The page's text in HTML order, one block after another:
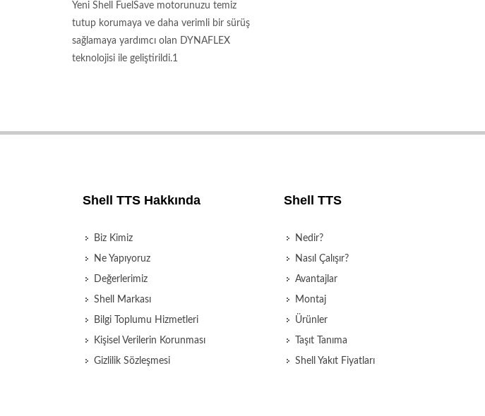
Yeni Shell FuelSave motorunuzu temiz
tutup korumaya ve daha verimli bir sürüş
sağlamaya yardımcı olan DYNAFLEX
teknolojisi ile geliştirildi.1
Shell TTS Hakkında
Biz Kimiz
Ne Yapıyoruz
Değerlerimiz
Shell Markası
Bilgi Toplumu Hizmetleri
Kişisel Verilerin Korunması
Gizlilik Sözleşmesi
Shell TTS
Nedir?
Nasıl Çalışır?
Avantajlar
Montaj
Ürünler
Taşıt Tanıma
Shell Yakıt Fiyatları